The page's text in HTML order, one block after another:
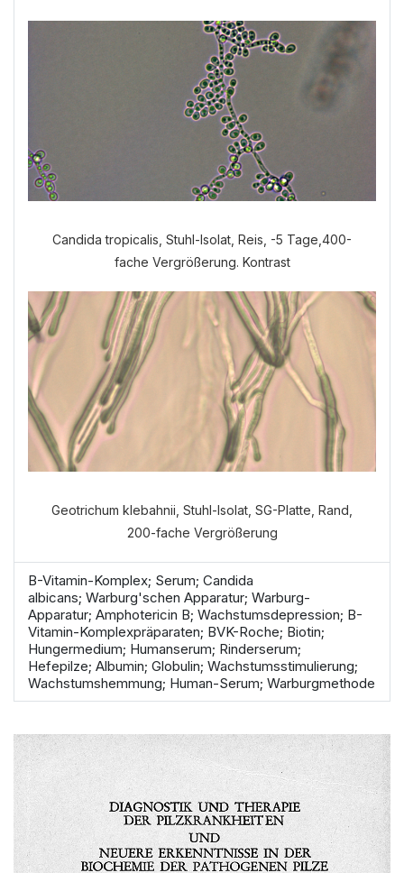
Candida tropicalis, Stuhl-Isolat, Reis, -5 Tage,400-
fache Vergrößerung. Kontrast
Geotrichum klebahnii, Stuhl-Isolat, SG-Platte, Rand,
200-fache Vergrößerung
B-Vitamin-Komplex; Serum; Candida
albicans; Warburg'schen Apparatur; Warburg-
Apparatur; Amphotericin B; Wachstumsdepression; B-
Vitamin-Komplexpräparaten; BVK-Roche; Biotin;
Hungermedium; Humanserum; Rinderserum;
Hefepilze; Albumin; Globulin; Wachstumsstimulierung;
Wachstumshemmung; Human-Serum; Warburgmethode
durchführen?
VERDAUUNGSANAMNESE
NORMALE ANAMNESE